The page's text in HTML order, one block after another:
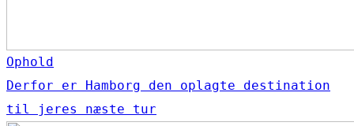
Ophold
Derfor er Hamborg den oplagte destination
til jeres næste tur